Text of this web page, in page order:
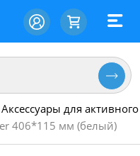
Аксессуары для
406*115 мм (белый)